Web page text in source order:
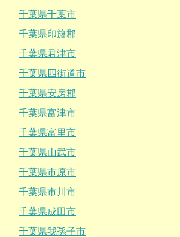
千葉県千葉市
千葉県印旛郡
千葉県君津市
千葉県四街道市
千葉県安房郡
千葉県富津市
千葉県富里市
千葉県山武市
千葉県市原市
千葉県市川市
千葉県成田市
千葉県我孫子市